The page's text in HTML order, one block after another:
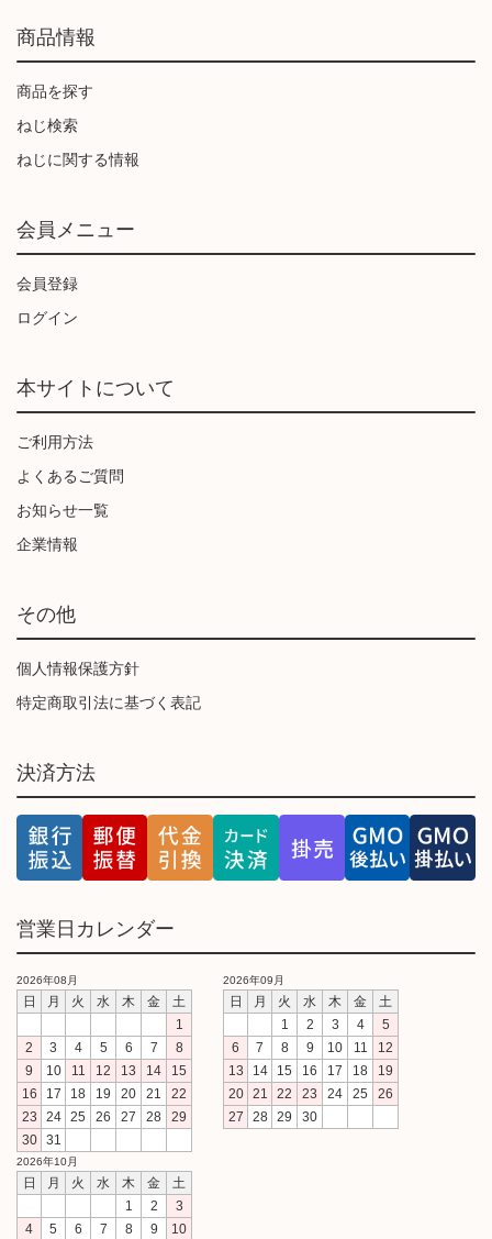
商品情報
商品を探す
ねじ検索
ねじに関する情報
会員メニュー
会員登録
ログイン
本サイトについて
ご利用方法
よくあるご質問
お知らせ一覧
企業情報
その他
個人情報保護方針
特定商取引法に基づく表記
決済方法
営業日カレンダー
2026年08月
日 月 火 水 木 金
土
1
2
3 4 5 6 7
8
9
10 11 12 13 14
15
16
17 18 19 20 21
22
23
24 25 26 27 28
29
30
31
2026年09月
日 月 火 水 木 金
土
1
2 3 4
5
6
7 8 9 10 11
12
13
14 15 16 17 18
19
20
21 22 23 24 25
26
27
28 29 30
2026年10月
日 月 火 水 木 金
土
1
2
3
4
5 6 7 8 9 10